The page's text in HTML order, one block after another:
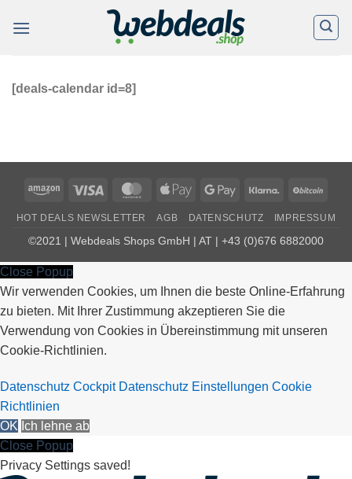
[deals-calendar id=8]
Amazon Visa MasterCardApple
Google
Klarna
HOT DEALS NEWSLETTER AGB DATENSCHUTZ IMPRESSUM
©2021 | Webdeals Shops GmbH | AT | +43 (0)676 6882000
Close Popup
Wir verwenden Cookies, um Ihnen die beste Online-Erfahrung
zu bieten. Mit Ihrer Zustimmung akzeptieren Sie die
Verwendung von Cookies in Übereinstimmung mit unseren
Cookie-Richtlinien.
Datenschutz Cockpit Datenschutz Einstellungen Cookie
Richtlinien
OK Ich lehne ab
Close Popup
Privacy Settings saved!